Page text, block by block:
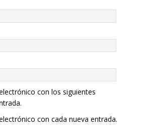
con los siguientes
con cada nueva entrada.